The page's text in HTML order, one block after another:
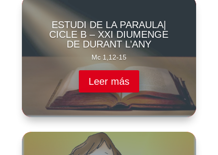
ESTUDI DE LA PARAULA|
CICLE B – XXI DIUMENGE
DE DURANT L’ANY
Mc 1,12-15
Leer más